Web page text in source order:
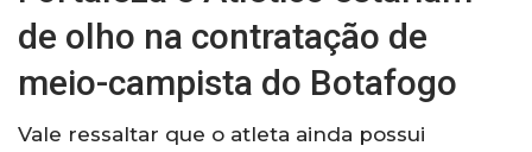
de olho na contratação de
meio-campista do Botafogo
Vale ressaltar que o atleta ainda possui